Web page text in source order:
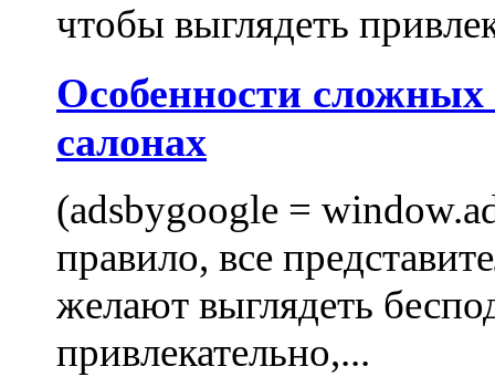
чтобы выглядеть
Особенности
салонах
(adsbygoogle =
правило, все
желают выглядеть
привлекательно,...